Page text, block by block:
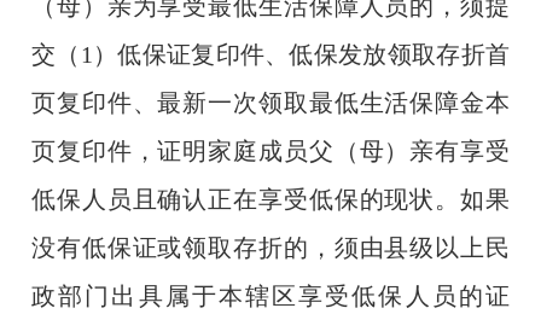
（母）亲为享受最低生活保障人员的，须提
交（ 1 ）低保证复印件、低保发放领取存折首
页复印件、最新一次领取最低生活保障金本
页复印件，证明家庭成员父（母）亲有享受
低保人员且确认正在享受低保的现状。如果
没有低保证或领取存折的，须由县级以上民
政部门出具属于本辖区享受低保人员的证